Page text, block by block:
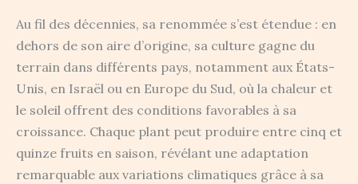
Au fil des décennies, sa renommée s’est étendue : en
dehors de son aire d’origine, sa culture gagne du
terrain dans différents pays, notamment aux États-
Unis, en Israël ou en Europe du Sud, où la chaleur et
le soleil offrent des conditions favorables à sa
croissance. Chaque plant peut produire entre cinq et
quinze fruits en saison, révélant une adaptation
remarquable aux variations climatiques grâce à sa